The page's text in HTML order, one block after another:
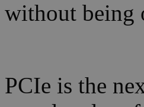
without being
PCIe is the